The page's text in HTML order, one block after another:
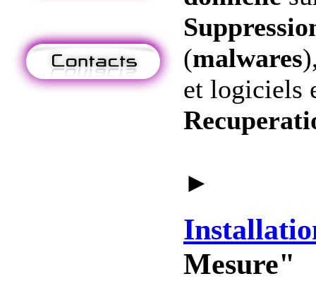
(malwares
et logiciels
►
Mesure"